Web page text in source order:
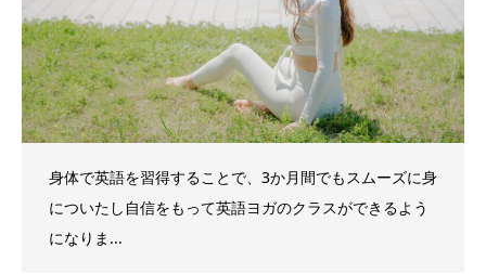
身体で英語を習得することで、3か月間でもスムーズに身
についたし自信をもって英語ヨガのクラスができるよう
になりま...